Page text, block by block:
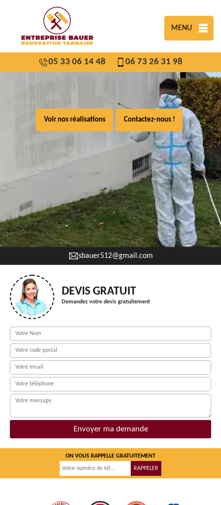
MENU
05 33 06 14 48 06 73 26 31 98
Voir nos réalisations Contactez-nous !
sbauer512@gmail.com
DEVIS GRATUIT
Demandez votre devis gratuitement
ON VOUS RAPPELLE GRATUITEMENT